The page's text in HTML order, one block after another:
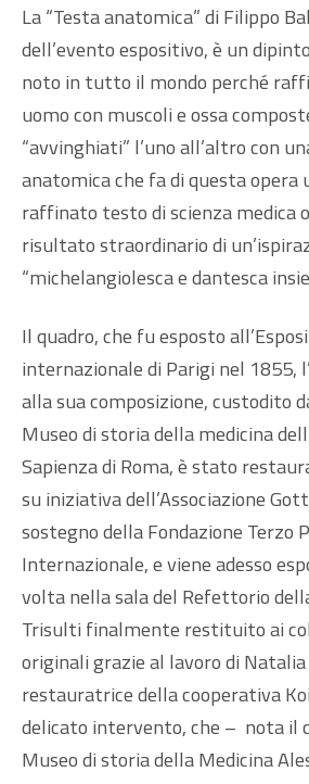
La “Testa anatomica” di Filippo
dell’evento espositivo, è un
noto in tutto il mondo perché
uomo con muscoli e ossa
“avvinghiati” l’uno all’altro con
anatomica che fa di questa opera
raffinato testo di scienza medica
risultato straordinario di
“michelangiolesca e dantesca
Il quadro, che fu esposto
internazionale di Parigi nel 1855,
alla sua composizione, custodito
Museo di storia della medicina
Sapienza di Roma, è stato
su iniziativa dell’Associazione
sostegno della Fondazione Terzo
Internazionale, e viene adesso
volta nella sala del Refettorio
Trisulti finalmente restituito ai
originali grazie al lavoro di
restauratrice della cooperativa
delicato intervento, che – nota il
Museo di storia della Medicina